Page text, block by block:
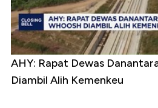
AHY: Rapat Dewas
Diambil Alih Kemenkeu